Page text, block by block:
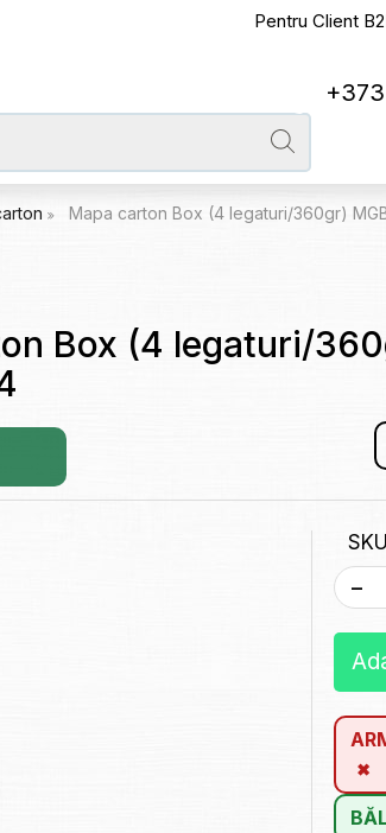
Pentru Client
Mapa carton Box (4 legaturi/360gr)
Box (4 legaturi/
-